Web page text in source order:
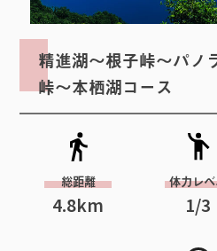
精進湖～根子峠～パノ
峠～本栖湖コース
総距離
4.8km
体力レ
1/3